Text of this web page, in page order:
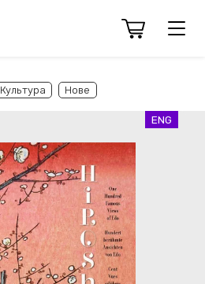
Культура Нове
ENG